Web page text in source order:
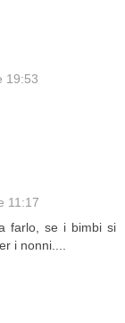
19:53
11:17
farlo, se i bimbi si
i nonni....